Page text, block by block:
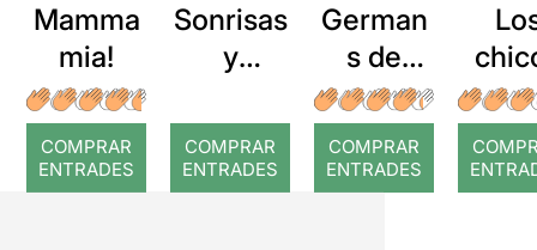
Mamma
mia!
COMPRAR
ENTRADES
Sonrisas
y
COMPRAR
ENTRADES
German
s de
sang
COMPRAR
ENTRADES
del
el